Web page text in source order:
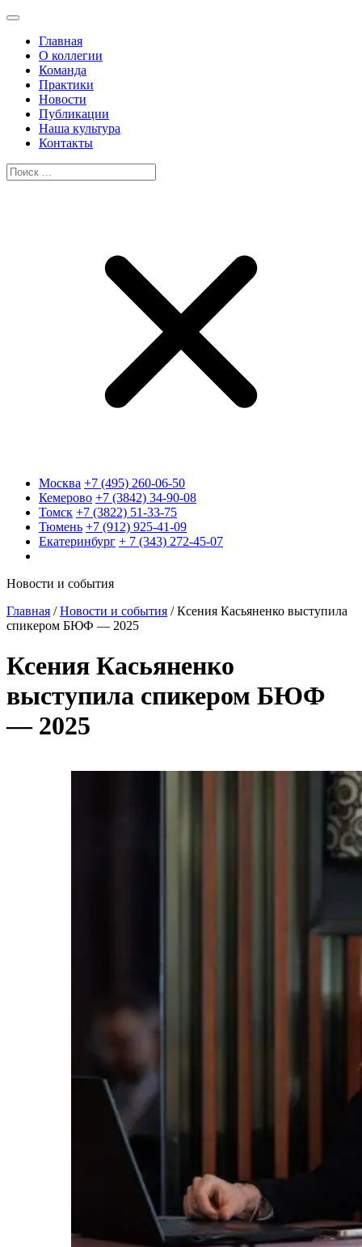
Главная
О коллегии
Команда
Практики
Новости
Публикации
Наша культура
Контакты
Москва +7 (495) 260-06-50
Кемерово +7 (3842) 34-90-08
Томск +7 (3822) 51-33-75
Тюмень +7 (912) 925-41-09
Екатеринбург + 7 (343) 272-45-07
Новости и события
Главная /Новости и события /Ксения Касьяненко выступила
спикером БЮФ — 2025
Ксения Касьяненко
выступила спикером БЮФ
— 2025